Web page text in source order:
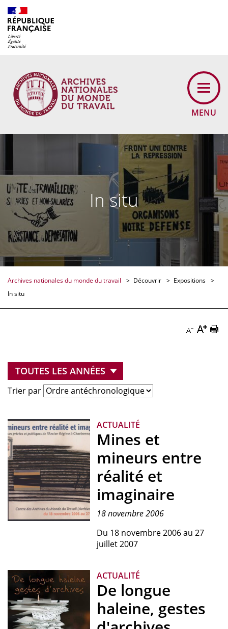
MENU
In situ
Archives nationales du monde du travail Découvrir
Expositions
In situ
Diminuer
Trier par
et
mineurs
entre
réalité
et
ACTUALITÉ
Mines et
mineurs entre
réalité et
imaginaire
18 novembre 2006
Du 18 novembre 2006 au 27
juillet 2007
ACTUALITÉ
De longue
haleine, gestes
Cookies management panel